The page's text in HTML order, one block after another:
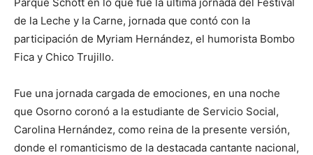
de la Leche y la Carne, jornada que contó con la
participación de Myriam Hernández, el humorista Bombo
Fica y Chico Trujillo.
Fue una jornada cargada de emociones, en una noche
que Osorno coronó a la estudiante de Servicio Social,
Carolina Hernández, como reina de la presente versión,
donde el romanticismo de la destacada cantante nacional,